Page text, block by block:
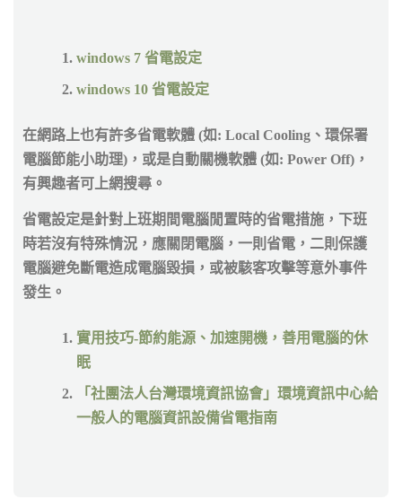
windows 7 省電設定
windows 10 省電設定
在網路上也有許多省電軟體 (如: Local Cooling、環保署
電腦節能小助理)，或是自動關機軟體 (如: Power Off)，
有興趣者可上網搜尋。
省電設定是針對上班期間電腦閒置時的省電措施，下班
時若沒有特殊情況，應關閉電腦，一則省電，二則保護
電腦避免斷電造成電腦毀損，或被駭客攻擊等意外事件
發生。
實用技巧-節約能源、加速開機，善用電腦的休
眠
「社團法人台灣環境資訊協會」環境資訊中心給
一般人的電腦資訊設備省電指南